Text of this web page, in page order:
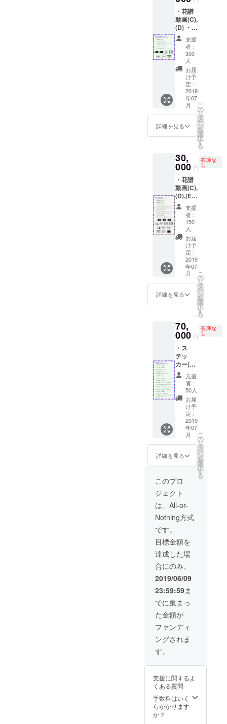
で備考
欄にご
記入く
ださ
い。
・「花
と心
臓」B2
ポス
ター ・
「花と
心臓」
トート
バッグ
※エンド
ロール
クレ
ジット
望のお
名前を
ベット
で20文
字以内
で備考
欄にご
記入く
ださ
い。
・花譜
動画(C),
(D) ・エ
ンド
ロール
クレ
ジット
・「不
可解」
ライブ
映像フ
ver（ス
イッチ
ング）
チケッ
ト ・
みたア
ルバム
（5曲入
り） ・
【CF限
定】
「不可
解」ス
ペシャ
ルカー
イブに
ご参加
けない
場合は
ケット
不要」
備考欄
にご記
入くだ
さい。
※エンド
ロール
クレ
ジット
表示希
望のお
名前を
文字以
内で備
ご記入
くださ
い。
支援
者：
300
人
お届
け予
定：
2019
年07
月
詳細を見る
こ
の
リ
タ
ー
ン
を
選
択
す
る
30,
000 円
在庫な
し
・花譜
動画(C),
(D),(E)
・詩集
朗読音
DL（M
P3） ・
エンド
ロール
クレ
ジット
・「不
可解」
ライブ
点、ス
イッチ
・花譜
からの
支援者
様への
御礼
メッ
セージ
（音声
デー
タ） ・
「不可
解」ラ
イブチ
ケット
アルバ
入り）※
サイン
付き ・
【CF限
「不可
解」ス
ペシャ
ド ・
「魔
CD（復
刻盤）
女」リ
ミック
（MP3
ご参加
いただ
けない
場合は
「ライ
ブチ
支援
者：
150
人
お届
け予
定：
2019
年07
月
詳細を見る
こ
の
リ
タ
ー
ン
を
選
択
す
る
70,
000 円
在庫な
し
・ス
テッ
カー(A)
3種 ・
ステッ
カー(B)
3種 ・
オリジ
ナルT
シャツ
(A) ・オ
リジナ
ルTシャ
ツ(B) ・
花譜動
(B),(C),
(D),(E)
・詩集
朗読音
声
（MP3
ロール
クレ
ジット
・「不
可解」
ライブ
映像フ
ル
ver（定
点,ス
イッチ
ング）
・新曲
）※未発
「命に
嫌われ
てい
る」カ
支援
者：
50人
お届
け予
定：
2019
年07
月
詳細を見る
こ
の
リ
タ
ー
ン
を
選
択
す
る
このプロ
ジェクト
は、All-or-
Nothing方式
です。
目標金額を
達成した場
合にのみ、
2019/06/09
23:59:59ま
でに集まっ
た金額が
ファンディ
ングされま
す。
支援に関するよ
くある質問
手数料はいく
らかかります
か？